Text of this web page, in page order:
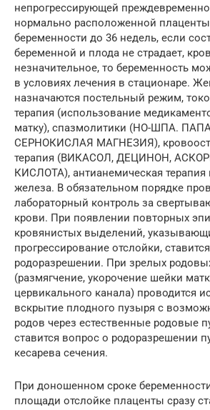
непрогрессирующей
нормально расположенной
беременности до 36 недель, если
беременной и плода не страдает,
незначительное, то беременность
в условиях лечения в стационаре.
назначаются постельный режим,
терапия (использование
матку), спазмолитики (НО-ШПА.
СЕРНОКИСЛАЯ МАГНЕЗИЯ),
терапия (ВИКАСОЛ, ДЕЦИНОН,
КИСЛОТА), антианемическая терапия
железа. В обязательном порядке
лабораторный контроль за
крови. При появлении повторных
кровянистых выделений,
прогрессирование отслойки,
родоразрешении. При зрелых
(размягчение, укорочение шейки
цервикального канала) проводится
вскрытие плодного пузыря с
родов через естественные родовые
ставится вопрос о родоразрешении
кесарева сечения.
При доношенном сроке
площади отслойке плаценты сразу